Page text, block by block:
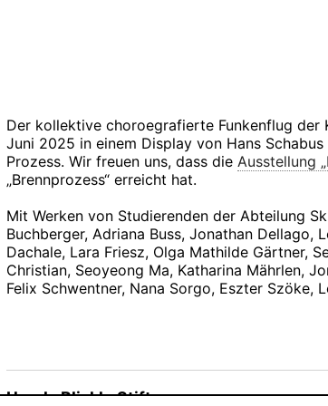
Der kollektive choroegrafierte Funkenflug der
Juni 2025 in einem Display von Hans
Prozess. Wir freuen uns, dass die Ausstellung
„Brennprozess“ erreicht hat.
Mit Werken von Studierenden der Abteilung
Buchberger, Adriana Buss, Jonathan Dellago,
Dachale, Lara Friesz, Olga Mathilde Gärtner,
Christian, Seoyeong Ma, Katharina Mährlen,
Felix Schwentner, Nana Sorgo, Eszter Szöke,
Ursula Blickle Stiftung